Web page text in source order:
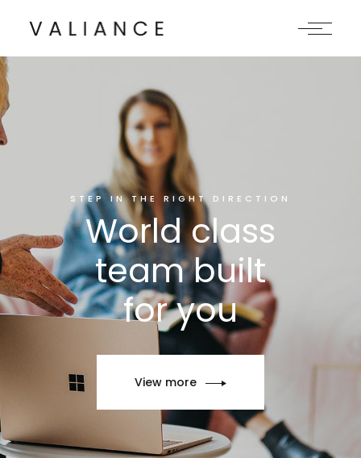
STEP IN THE RIGHT DIRECTION
World class
team built
for you
View more